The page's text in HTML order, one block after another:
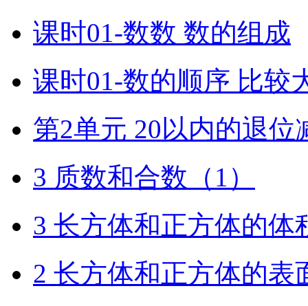
课时01-数数 数的组成
课时01-数的顺序 比较
第2单元 20以内的退位
3 质数和合数（1）
3 长方体和正方体的体
2 长方体和正方体的表